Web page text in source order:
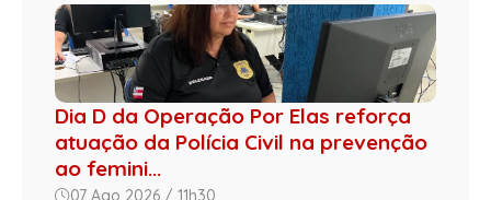
Dia D da Operação Por Elas reforça
atuação da Polícia Civil na prevenção
ao femini...
07 Ago 2026 / 11h30